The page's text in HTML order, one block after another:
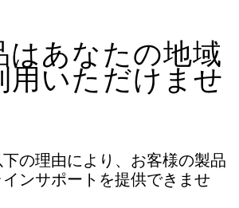
はあなたの地域
用いただけませ
の理由により、お客様の製品
ンサポートを提供できませ